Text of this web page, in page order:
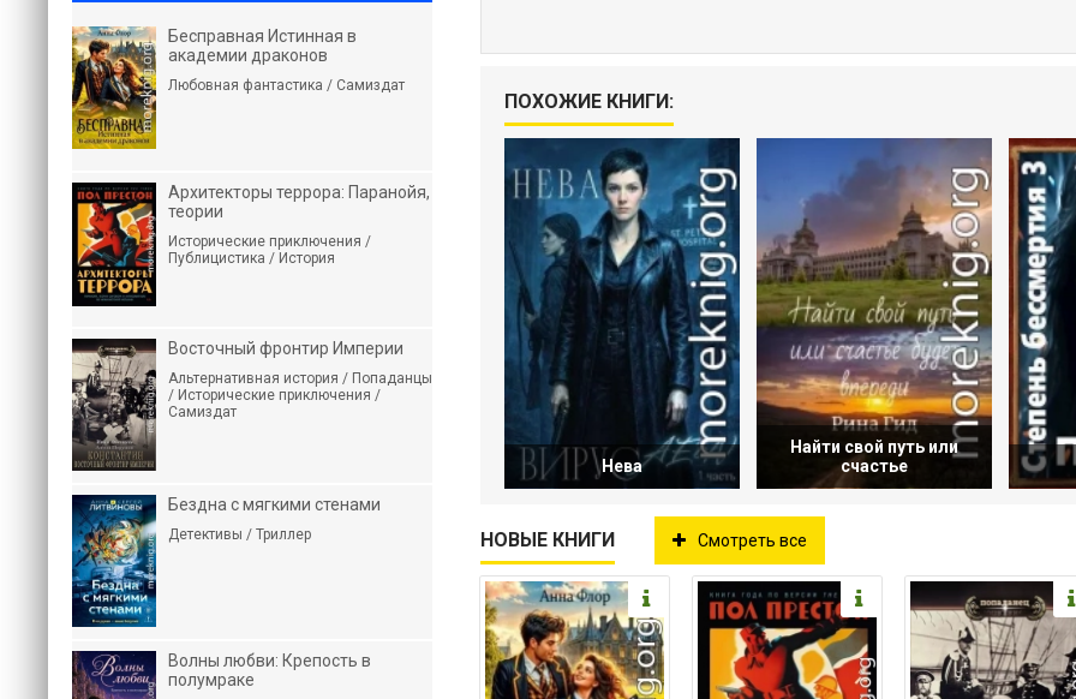
ПОХОЖИЕ КНИГИ:
Нева
Найти свой путь или
счастье
НОВЫЕ КНИГИ Смотреть все
Бесправная Истинная в
академии драконов
Любовная фантастика / Самиздат
Архитекторы террора: Паранойя,
теории
Исторические приключения /
Публицистика / История
Восточный фронтир Империи
Альтернативная история / Попаданцы
/ Исторические приключения /
Самиздат
Бездна с мягкими стенами
Детективы / Триллер
Волны любви: Крепость в
полумраке